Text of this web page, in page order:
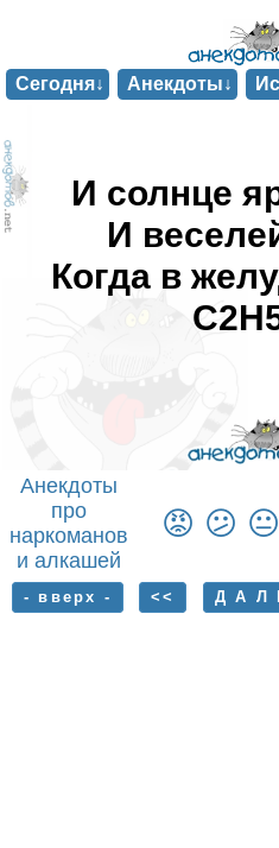
Сегодня↓ Анекдоты↓
И солнце
И
Когда в
Анекдоты
про
наркоманов
и алкашей
😡 😕 😐
- вверх - << Д А Л